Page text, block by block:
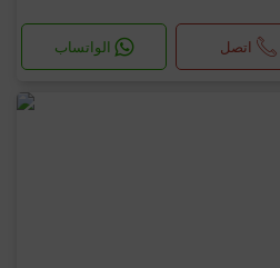
اتصل الواتساب